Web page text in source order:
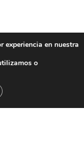
experiencia en nuestra
o